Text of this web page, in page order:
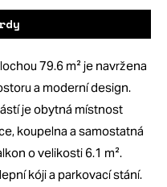
79.6 m² je navržena
a moderní design.
je obytná místnost
koupelna a samostatná
o velikosti 6.1 m².
kóji a parkovací stání.